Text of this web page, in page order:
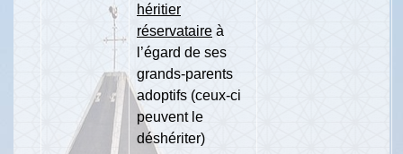
héritier
réservataire à
l’égard de ses
grands-parents
adoptifs (ceux-ci
peuvent le
déshériter)